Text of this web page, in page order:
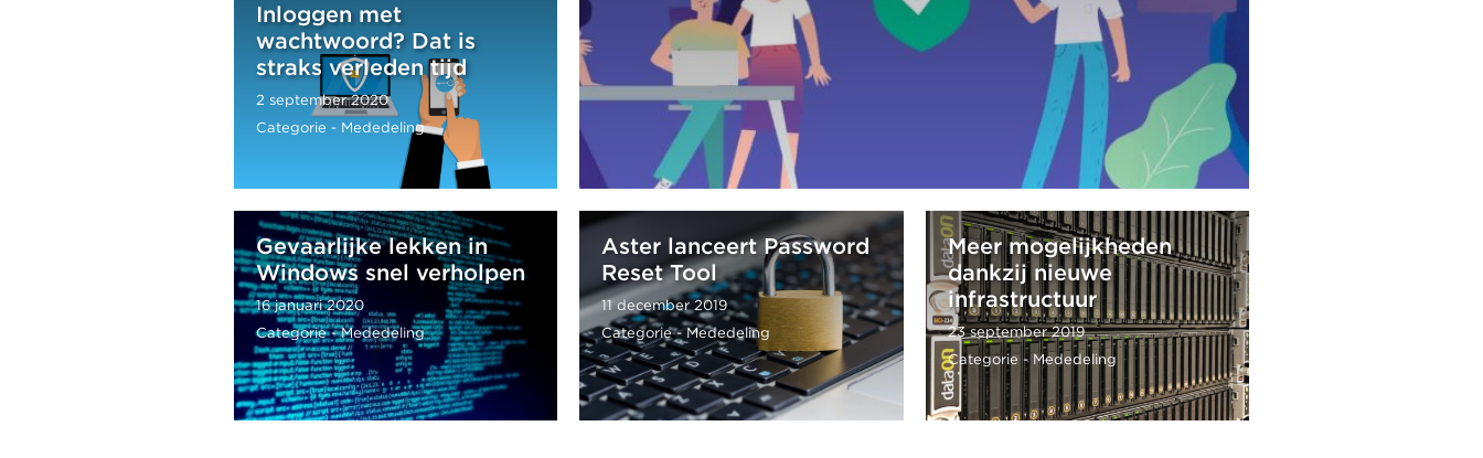
Inloggen met
wachtwoord? Dat is
straks verleden tijd
2 september 2020
Categorie - Mededeling
Gevaarlijke lekken in
Windows snel verholpen
16 januari 2020
Categorie - Mededeling
Aster lanceert Password
Reset Tool
11 december 2019
Categorie - Mededeling
Meer mogelijkheden
dankzij nieuwe
infrastructuur
23 september 2019
Categorie - Mededeling